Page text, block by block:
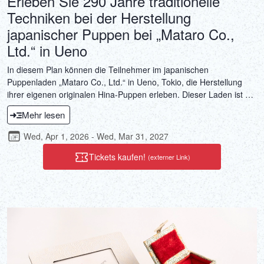
Techniken bei der Herstellung
japanischer Puppen bei „Mataro Co.,
Ltd.“ in Ueno
In diesem Plan können die Teilnehmer im japanischen
Puppenladen „Mataro Co., Ltd.“ in Ueno, Tokio, die Herstellung
ihrer eigenen originalen Hina-Puppen erleben. Dieser Laden ist auf
Kimekomi Ningyo (Holz- und Stoffpuppen) spezialisiert und seine
Geschichte reicht bis zu seiner Eröffnung im Jahr 1919 zurück.
Erleben Sie die Herstellung von Kimekomi Ningyo-Puppen mit
einer Tradition, die etwa 290 Jahre bis in die Edo-Genbun-Zeit
zurückreicht. Kimekomi Ningyo-Puppen besitzen einen Wert als
Kunstwerke und dienen gleichzeitig als Talismane für Gesundheit
und Sicherheit. Wir laden Sie ein, die Tätigkeit der Herstellung von
erfüllt sind, die Ihnen wichtig sind.
Mehr lesen
Wed, Apr 1, 2026 - Wed, Mar 31, 2027
Tickets kaufen! (externer Link)